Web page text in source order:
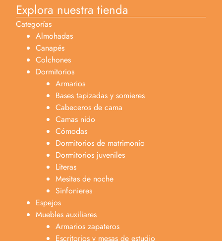
Explora nuestra tienda
Categorías
Almohadas
Canapés
Colchones
Dormitorios
Armarios
Bases tapizadas y somieres
Cabeceros de cama
Camas nido
Cómodas
Dormitorios de matrimonio
Dormitorios juveniles
Literas
Mesitas de noche
Sinfonieres
Espejos
Muebles auxiliares
Armarios zapateros
Escritorios y mesas de estudio